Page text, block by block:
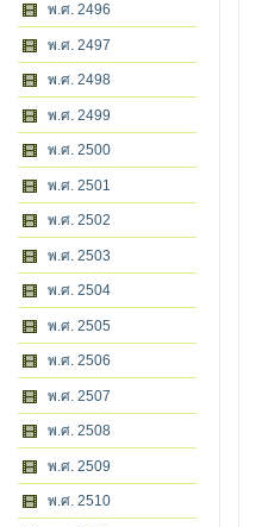
พ.ศ. 2496
พ.ศ. 2497
พ.ศ. 2498
พ.ศ. 2499
พ.ศ. 2500
พ.ศ. 2501
พ.ศ. 2502
พ.ศ. 2503
พ.ศ. 2504
พ.ศ. 2505
พ.ศ. 2506
พ.ศ. 2507
พ.ศ. 2508
พ.ศ. 2509
พ.ศ. 2510